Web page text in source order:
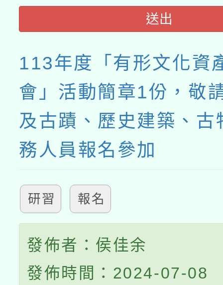
送出
113年度「有形文化資
會」活動簡章1份，敬
及古蹟、歷史建築、古
務人員報名參加
研習 報名
發佈者：侯佳余
發佈時間：2024-07-08